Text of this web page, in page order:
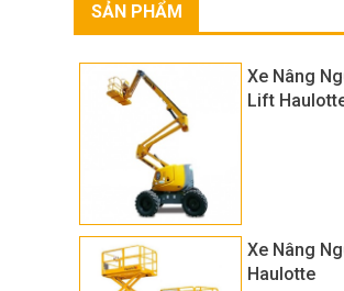
SẢN PHẨM
Xe Nâng
Lift
Xe Nâng
Haulotte